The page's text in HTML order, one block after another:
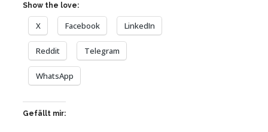
Show the love:
X Facebook LinkedIn
Reddit Telegram
WhatsApp
Gefällt mir: